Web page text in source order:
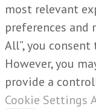
most relevant
preferences and
All”, you
However, you
provide a
Cookie Settings